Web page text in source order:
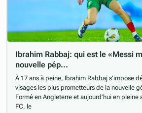
Ibrahim Rabbaj: qui est le «Messi
nouvelle pép...
À 17 ans à peine, Ibrahim Rabbaj s’impose
visages les plus prometteurs de la nouvelle
Formé en Angleterre et aujourd’hui en pleine
FC, le